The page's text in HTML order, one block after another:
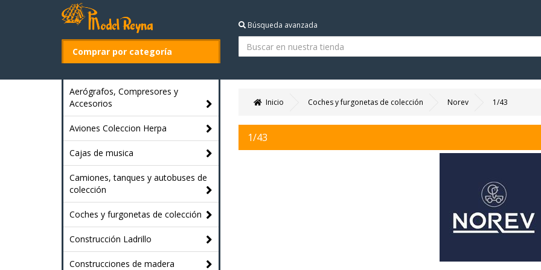
Comprar por categoría
Búsqueda avanzada
Aerógrafos, Compresores y
Accesorios
Aviones Coleccion Herpa
Cajas de musica
Camiones, tanques y autobuses de
colección
Coches y furgonetas de colección
Construcción Ladrillo
Construcciones de madera
Inicio Coches y furgonetas de colección Norev 1/43
1/43